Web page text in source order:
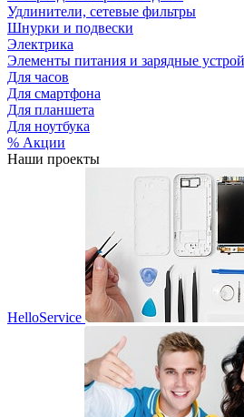
Удлинители, сетевые фильтры
Шнурки и подвески
Электрика
Элементы питания и зарядные
Для часов
Для смартфона
Для планшета
Для ноутбука
% Акции
Наши проекты
HelloService